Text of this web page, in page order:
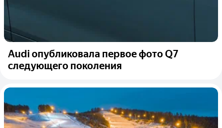
Audi опубликовала первое фото Q7
следующего поколения